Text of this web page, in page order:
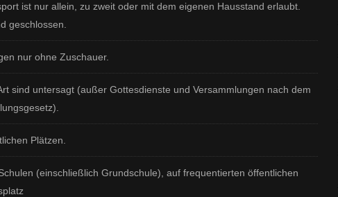
ist nur allein, zu zweit oder mit dem eigenen Hausstand erlaubt.
geschlossen.
nur ohne Zuschauer.
sind untersagt (außer Gottesdienste und Versammlungen nach dem
Plätzen.
(einschließlich Grundschule), auf frequentierten öffentlichen